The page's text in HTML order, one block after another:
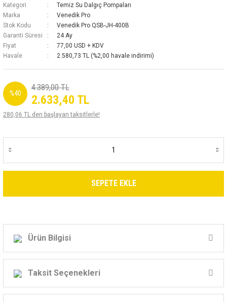
Kategori
Temiz Su Dalgıç Pompaları
Marka
Venedik Pro
Stok Kodu
Venedik Pro QSB-JH-400B
Garanti Süresi
24 Ay
Fiyat
77,00 USD + KDV
Havale
2.580,73 TL (%2,00 havale indirimi)
%40
4.389,00 TL
2.633,40 TL
280,06 TL den başlayan taksitlerle!
SEPETE EKLE
Ürün Bilgisi
Venedik Pro Temiz Su Dalgıç Pompa
Güç: 400W
Taksit Seçenekleri